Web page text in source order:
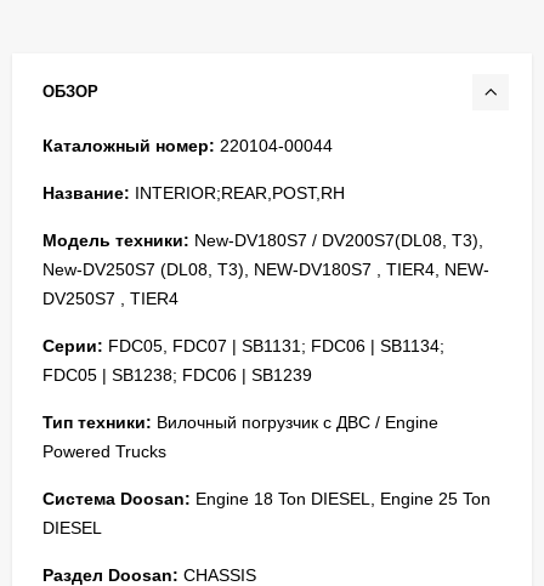
ОБЗОР
Каталожный номер: 220104-00044
Название: INTERIOR;REAR,POST,RH
Модель техники: New-DV180S7 / DV200S7(DL08, T3),
New-DV250S7 (DL08, T3), NEW-DV180S7 , TIER4, NEW-
DV250S7 , TIER4
Серии: FDC05, FDC07 | SB1131; FDC06 | SB1134;
FDC05 | SB1238; FDC06 | SB1239
Тип техники: Вилочный погрузчик с ДВС / Engine
Powered Trucks
Система Doosan: Engine 18 Ton DIESEL, Engine 25 Ton
DIESEL
Раздел Doosan: CHASSIS